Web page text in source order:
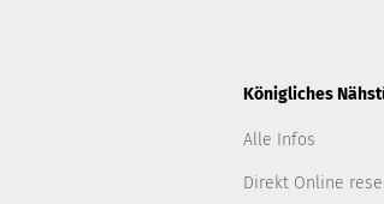
Königliches
Alle Infos
Direkt Online